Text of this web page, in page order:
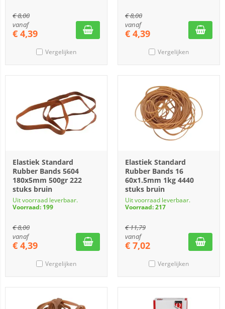
€8,00
vanaf
€ 4,39
Vergelijken
€8,00
vanaf
€ 4,39
Vergelijken
Elastiek Standard
Rubber Bands 5604
180x5mm 500gr 222
stuks bruin
Uit voorraad leverbaar.
Voorraad: 199
€8,00
vanaf
€ 4,39
Vergelijken
Elastiek Standard
Rubber Bands 16
60x1.5mm 1kg 4440
stuks bruin
Uit voorraad leverbaar.
Voorraad: 217
€11,79
vanaf
€ 7,02
Vergelijken